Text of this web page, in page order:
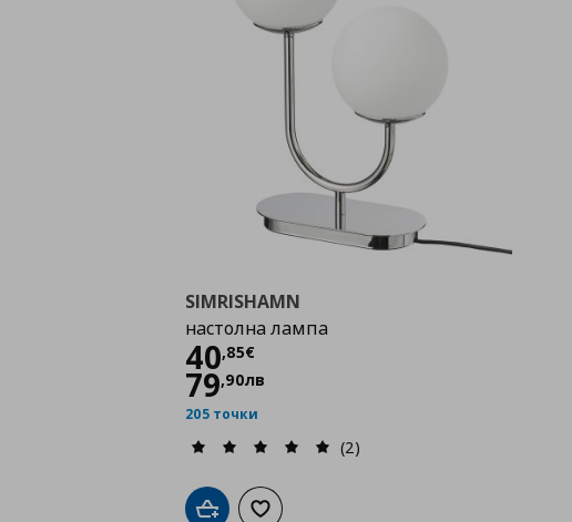
SIMRISHAMN
настолна лампа
40,85€
Цена
79,90лв
205 точки
(2)
Добави в кошницата
Добави към списъка с любими